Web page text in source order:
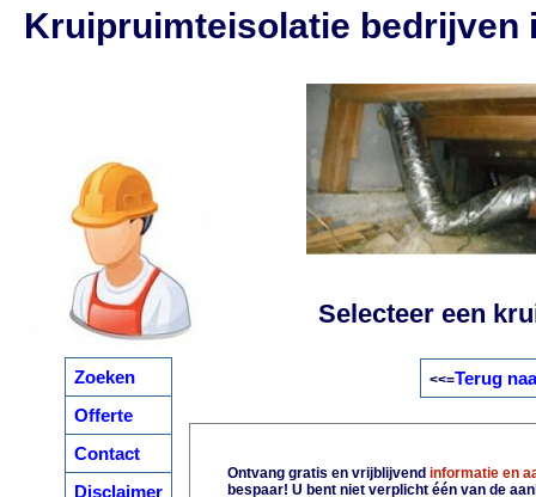
Zoeken
Offerte
Contact
Disclaimer
Kruipruimteisolatie bedrijven
Selecteer een
<<=Terug
Ontvang gratis en vrijblijvendinformatie en
bespaar! U bent niet verplicht één van de